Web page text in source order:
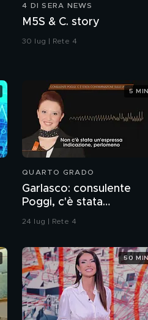
4 DI SERA NEWS
M5S & C. story
30 lug | Rete 4
QUARTO GRADO
Garlasco: consulente
Poggi, c'è stata
contaminazione sulle
24 lug | Rete 4
5 MIN
50 MIN